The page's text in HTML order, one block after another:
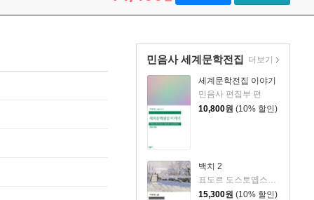
민음사 세계문학전집
세계문학전집 이야기
민음사 편집부 편
10,800원 (10% 할인)
백치 2
표도르 도스토옙스키 저/김연경 역
15,300원 (10% 할인)
더보기